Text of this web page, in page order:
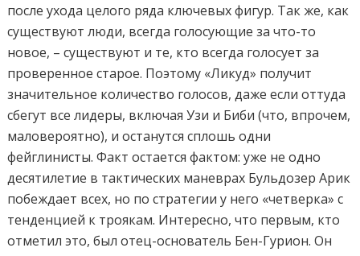
после ухода целого ряда ключевых фигур. Так же, как
существуют люди, всегда голосующие за что-то
новое, – существуют и те, кто всегда голосует за
проверенное старое. Поэтому «Ликуд» получит
значительное количество голосов, даже если оттуда
сбегут все лидеры, включая Узи и Биби (что, впрочем,
маловероятно), и останутся сплошь одни
фейглинисты. Факт остается фактом: уже не одно
десятилетие в тактических маневрах Бульдозер Арик
побеждает всех, но по стратегии у него «четверка» с
тенденцией к троякам. Интересно, что первым, кто
отметил это, был отец-основатель Бен-Гурион. Он